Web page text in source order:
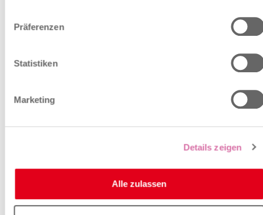
Präferenzen
Statistiken
Marketing
Details zeigen
Alle zulassen
Wir bieten allgemeine Informationen zur
fördern Innovation durch Vernetzung und unterstützen
diverse Bedürfnisse in Branchen wie Innovation, Life
Sciences und Industrie 4.0.